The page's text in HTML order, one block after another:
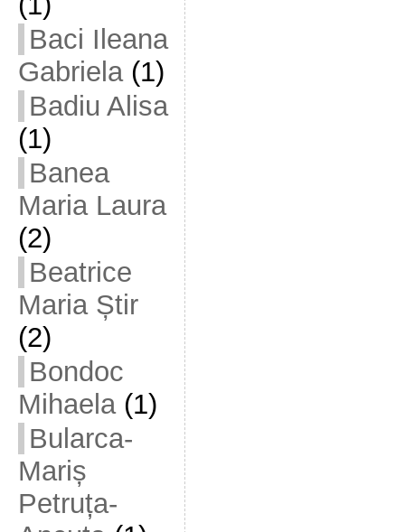
Baci Ileana
Gabriela(1)
Badiu Alisa
(1)
Banea
Maria Laura
(2)
Beatrice
Maria Știr
(2)
Bondoc
Mihaela(1)
Bularca-
Mariș
Petruța-